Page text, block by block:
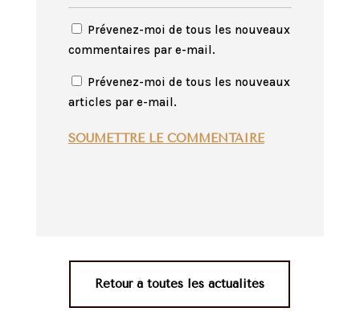
Prévenez-moi de tous les nouveaux
commentaires par e-mail.
Prévenez-moi de tous les nouveaux
articles par e-mail.
SOUMETTRE LE COMMENTAIRE
Retour à toutes les actualités